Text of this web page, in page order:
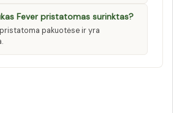
Fever pristatomas surinktas?
pakuotėse ir yra